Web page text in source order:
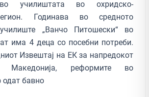
училиштата во охридско-
Годинава во средното
училиште „Ванчо Питошески“ во
има 4 деца со посебни потреби.
Извештај на ЕК за напредокот
Македонија, реформите во
одат бавно